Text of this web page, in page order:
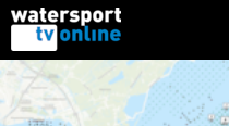
Zeilen Motorboot-sloep